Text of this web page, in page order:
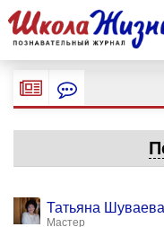
Татьяна Шуваева
Мастер